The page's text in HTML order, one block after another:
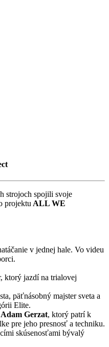
strojoch spojili svoje
projektu ALL WE
v jednej hale. Vo videu
ktorý jazdí na trialovej
päťnásobný majster sveta a
Elite.
Adam Gerzat, ktorý patrí k
pre jeho presnosť a techniku.
skúsenosťami bývalý